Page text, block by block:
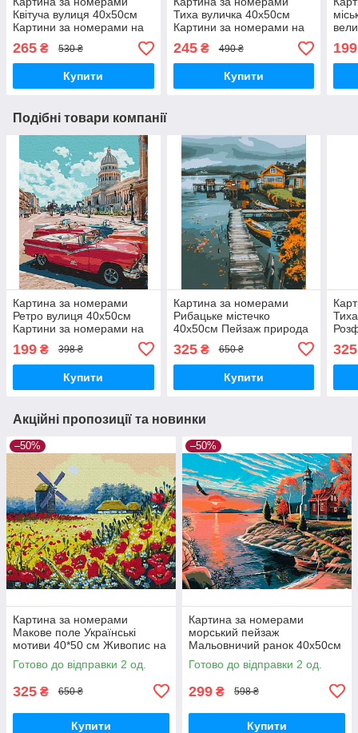
Квітуча вулиця 40х50см
Картини за номерами на
Brushme BS34015
265 ₴ 530 ₴
Купити
Тиха вуличка 40х50см
Картини за номерами на
Brushme BS4659
245₴ 490 ₴
Купити
за
199
Подібні товари компанії
Картина за номерами
Ретро вулиця 40х50см
Картини за номерами на
автомобіль Пейзаж
Brushme BS51615
199 ₴ 398 ₴
Купити
Картина за номерами
Рибацьке містечко
40х50см Пейзаж природа
полотні Brushme BS53964
325₴ 650 ₴
Купити
325
Акційні пропозиції та новинки
–50%
Картина за номерами
Макове поле Українські
мотиви 40*50 см Живопис на
полотні Сільський краєвид
BrushMe BS53148
Готово до відправки 2 од.
325 ₴ 650 ₴
Купити
–50%
Картина за номерами
морський пейзаж
Мальовничий ранок 40х50см
Картини за номерами
морська тематика Brushme
Готово до відправки 2 од.
299 ₴ 598 ₴
Купити